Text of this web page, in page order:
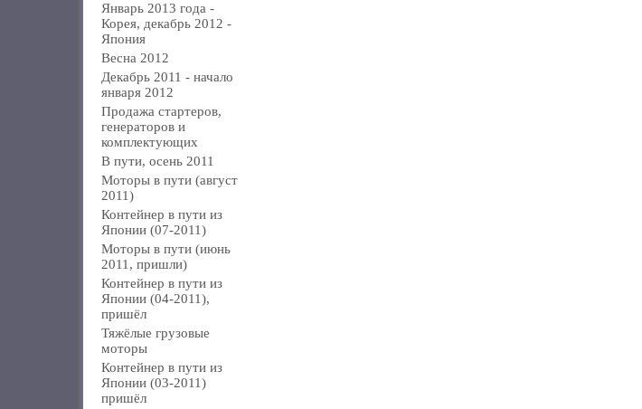
Январь 2013 года -
Корея, декабрь 2012 -
Япония
Весна 2012
Декабрь 2011 - начало
января 2012
Продажа стартеров,
генераторов и
комплектующих
В пути, осень 2011
Моторы в пути (август
2011)
Контейнер в пути из
Японии (07-2011)
Моторы в пути (июнь
2011, пришли)
Контейнер в пути из
Японии (04-2011),
пришёл
Тяжёлые грузовые
моторы
Контейнер в пути из
Японии (03-2011)
пришёл